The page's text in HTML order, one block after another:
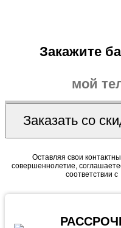
Закажите
Заказать со
Оставляя свои
совершеннолетие,
соответствии с